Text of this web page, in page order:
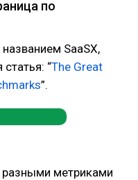
по
SaaSX,
статья: “The Great
”.
метриками